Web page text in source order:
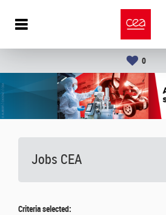
0
Jobs CEA
Criteria selected: